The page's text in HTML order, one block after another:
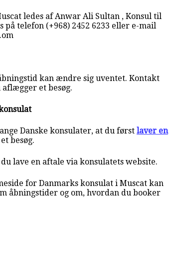
ledes af Anwar Ali Sultan , Konsul til
på telefon (+968) 2452 6233 eller e-mail
kan ændre sig uventet. Kontakt
et besøg.
Danske konsulater, at du førstlaver en
besøg.
lave en aftale via konsulatets website.
for Danmarks konsulat i Muscat kan
åbningstider og om, hvordan du booker